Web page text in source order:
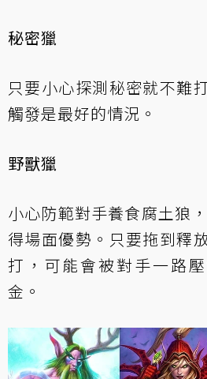
秘密獵
只要小心探測秘密就不難
觸發是最好的情況。
野獸獵
小心防範對手養食腐土狼
得場面優勢。只要拖到釋
打，可能會被對手一路
金。